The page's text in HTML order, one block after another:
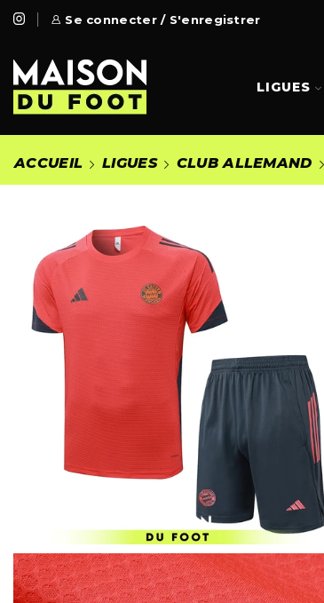
Se connecter / S'enregistrer
à partir de 99€ Go Shop
LIGUES
ACCUEIL LIGUES CLUB ALLEMAND